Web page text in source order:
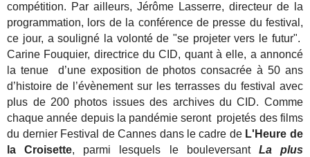
compétition. Par ailleurs, Jérôme Lasserre, directeur de la
programmation, lors de la conférence de presse du festival,
ce jour, a souligné la volonté de "se projeter vers le futur".
Carine Fouquier, directrice du CID, quant à elle, a annoncé
la tenue d’une exposition de photos consacrée à 50 ans
d’histoire de l’évènement sur les terrasses du festival avec
plus de 200 photos issues des archives du CID. Comme
chaque année depuis la pandémie seront projetés des films
du dernier Festival de Cannes dans le cadre de L'Heure de
la Croisette, parmi lesquels le bouleversant La plus